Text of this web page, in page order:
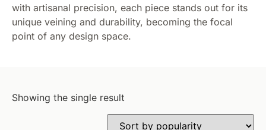
with artisanal precision, each piece stands out for its
unique veining and durability, becoming the focal
point of any design space.
Showing the single result